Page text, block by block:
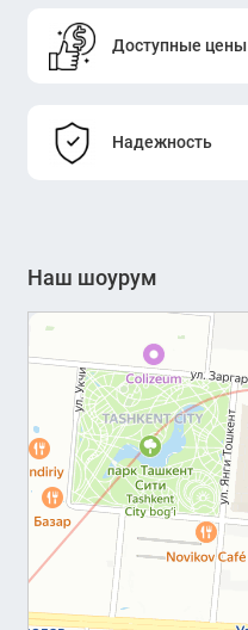
Доступные цены
Надежность
Наш шоурум